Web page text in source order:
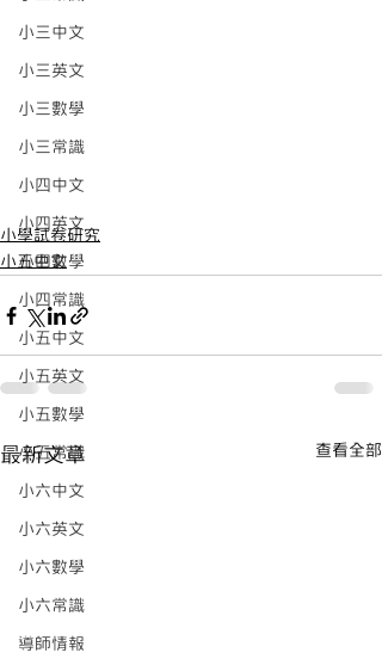
小三中文
小三英文
小三數學
小三常識
小四中文
小四英文
小四數學
小四常識
小五中文
小五英文
小五數學
小五常識
小六中文
小六英文
小六數學
小六常識
導師情報
小學試卷研究
小五中文
最新文章 查看全部